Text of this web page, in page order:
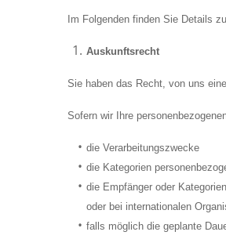
Im Folgenden finden Sie Details
Auskunftsrecht
Sie haben das Recht, von uns
Sofern wir Ihre
die Verarbeitungszwecke
die Kategorien
die Empfänger oder
oder bei internationalen
falls möglich die geplante